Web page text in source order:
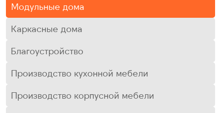
Модульные дома
Каркасные дома
Благоустройство
Производство кухонной мебели
Производство корпусной мебели